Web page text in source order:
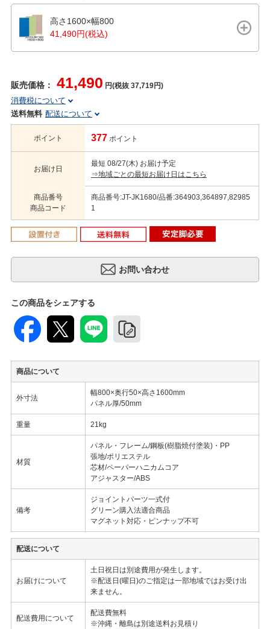
高さ1600×幅800
41,490円(税込)
販売価格： 41,490 円(税抜 37,719円)
消費税について
送料無料 配送について
ポイント 377 ポイント
お届け日
最短 08/27(木) お届け予定
⇒地域ごとの最短お届け日はこちら
商品番号
商品コード
商品番号:JT-JK1680/品番:364903,364897,82985
1
この商品をシェアする
商品について
外寸法
幅800×奥行50×高さ1600mm
パネル厚/50mm
重量 21kg
材質
パネル・フレーム/鋼板(樹脂焼付塗装)・PP
張地/ポリエステル
芯材/ペーパーハニカムコア
アジャスター/ABS
備考
ジョイントパーツ一式付
グリーン購入法適合商品
マグネット対応・ピンナップ不可
配送について
お届けについて
土日祝日は別途費用が発生します。
※配送日(曜日)のご指定は一部地域ではお受け出
来ません。
配送費用について
配送費無料
※沖縄・離島は別途送料お見積り